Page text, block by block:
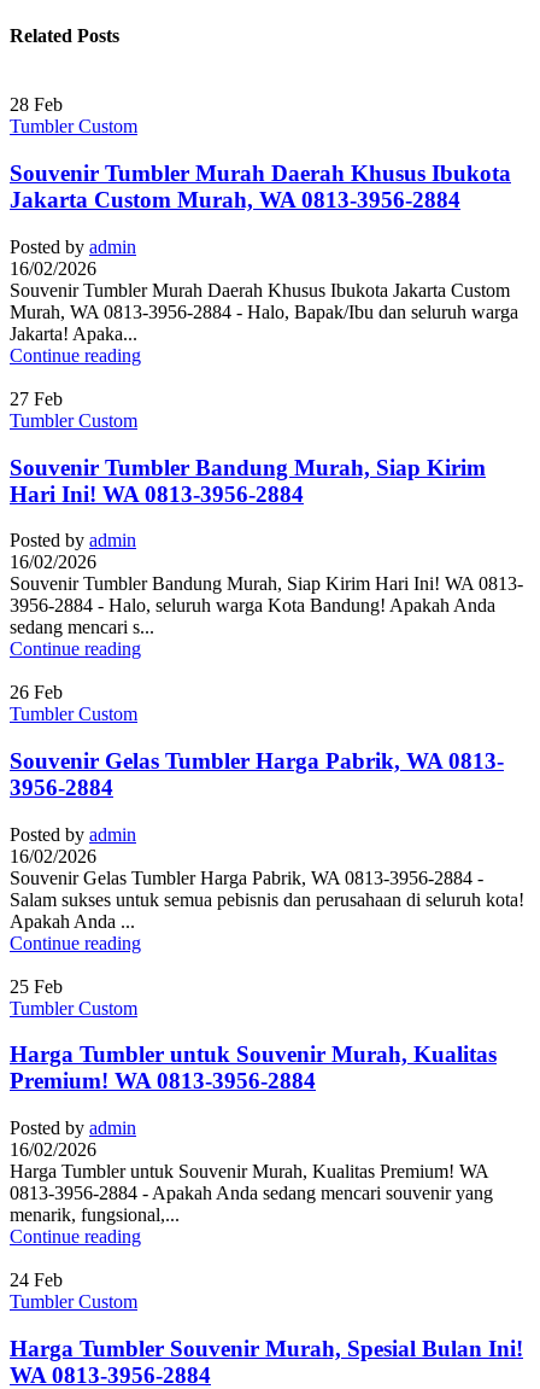
Related Posts
28 Feb
Tumbler Custom
Souvenir Tumbler Murah Daerah Khusus Ibukota
Jakarta Custom Murah, WA 0813-3956-2884
Posted by admin
16/02/2026
Souvenir Tumbler Murah Daerah Khusus Ibukota Jakarta Custom
Murah, WA 0813-3956-2884 - Halo, Bapak/Ibu dan seluruh warga
Jakarta! Apaka...
Continue reading
27 Feb
Tumbler Custom
Souvenir Tumbler Bandung Murah, Siap Kirim
Hari Ini! WA 0813-3956-2884
Posted by admin
16/02/2026
Souvenir Tumbler Bandung Murah, Siap Kirim Hari Ini! WA 0813-
3956-2884 - Halo, seluruh warga Kota Bandung! Apakah Anda
sedang mencari s...
Continue reading
26 Feb
Tumbler Custom
Souvenir Gelas Tumbler Harga Pabrik, WA 0813-
3956-2884
Posted by admin
16/02/2026
Souvenir Gelas Tumbler Harga Pabrik, WA 0813-3956-2884 -
Salam sukses untuk semua pebisnis dan perusahaan di seluruh kota!
Apakah Anda ...
Continue reading
25 Feb
Tumbler Custom
Harga Tumbler untuk Souvenir Murah, Kualitas
Premium! WA 0813-3956-2884
Posted by admin
16/02/2026
Harga Tumbler untuk Souvenir Murah, Kualitas Premium! WA
0813-3956-2884 - Apakah Anda sedang mencari souvenir yang
menarik, fungsional,...
Continue reading
24 Feb
Tumbler Custom
Harga Tumbler Souvenir Murah, Spesial Bulan Ini!
WA 0813-3956-2884